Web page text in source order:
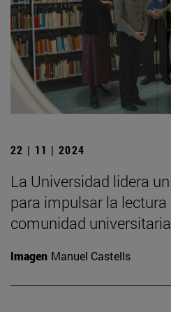
22 | 11 | 2024
La Universidad lidera
para impulsar la
comunidad universitaria
Imagen Manuel Castells